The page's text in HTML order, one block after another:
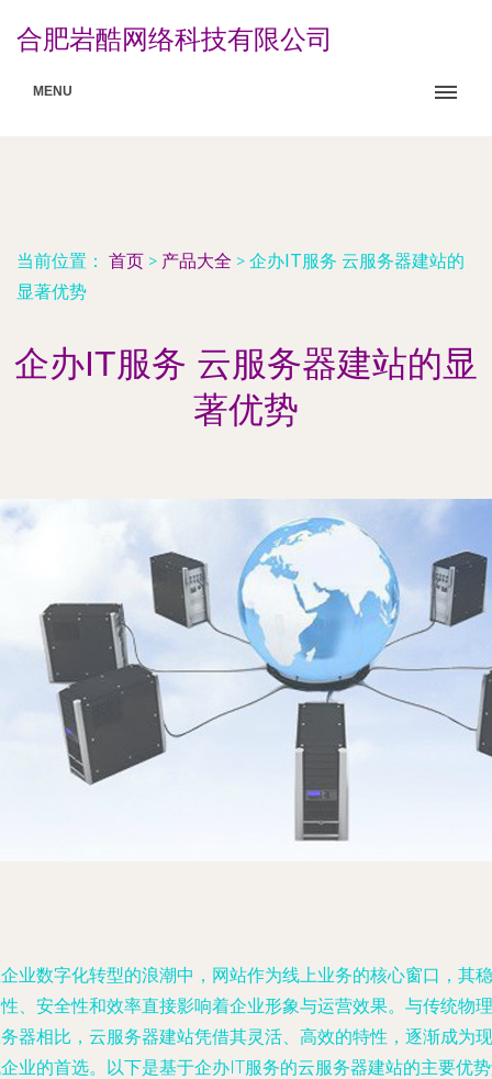
合肥岩酷网络科技有限公司
MENU
当前位置： 首页 > 产品大全 > 企办IT服务 云服务器建站的
显著优势
企办IT服务 云服务器建站的显
著优势
业数字化转型的浪潮中，网站作为线上业务的核心窗口，其稳
、安全性和效率直接影响着企业形象与运营效果。与传统物理
器相比，云服务器建站凭借其灵活、高效的特性，逐渐成为现
业的首选。以下是基于企办IT服务的云服务器建站的主要优